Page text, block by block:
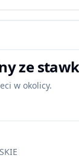
ze
w okolicy.